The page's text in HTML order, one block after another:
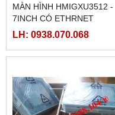
MÀN HÌNH HMIGXU3512 -
7INCH CÓ ETHRNET
LH: 0938.070.068